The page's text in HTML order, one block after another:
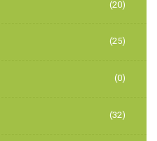
(20)
(25)
(0)
(32)